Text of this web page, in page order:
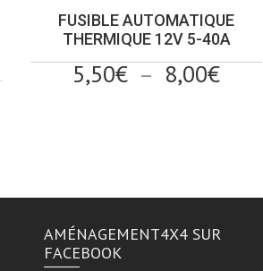
Ce
produit
a
plusieurs
sur
FUSIBLE AUTOMATIQUE
THERMIQUE 12V 5-40A
5,50€ – 8,00€Plage
AMÉNAGEMENT4X4 SUR
FACEBOOK